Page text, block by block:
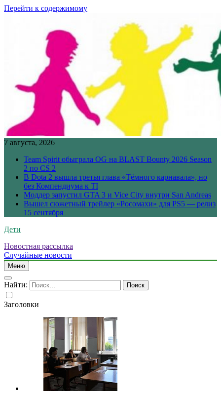
Перейти к содержимому
7 августа, 2026
Team Spirit обыграла OG на BLAST Bounty 2026 Season
2 по CS 2
В Dota 2 вышла третья глава «Тёмного карнавала», но
без Компендиума к TI
Моддер запустил GTA 3 и Vice City внутри San Andreas
Вышел сюжетный трейлер «Росомахи» для PS5 — релиз
15 сентября
Дети
Новостная рассылка
Случайные новости
Меню
Найти:
Заголовки